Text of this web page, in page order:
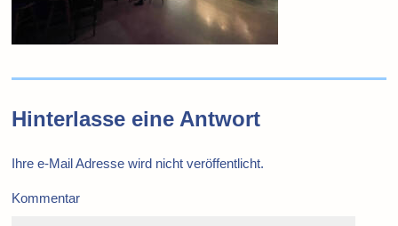
Hinterlasse eine Antwort
Ihre e-Mail Adresse wird nicht veröffentlicht.
Kommentar